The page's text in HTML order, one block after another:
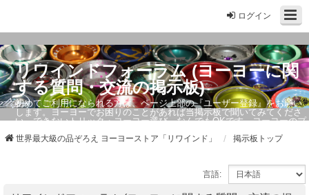
ログイン
リワインドフォーラム (ヨーヨーに関
する質問・交流の掲示板)
初めてご利用になられる方は、ページ上部の『ユーザー登録』をお願い
します。ヨーヨーでお困りのことがあれば当掲示板で聞いてみてくださ
い。できないトリック・ヨーヨー選び、なんでもOKです。ヨーヨーのプ
世界最大級の品ぞろえ ヨーヨーストア「リワインド」 掲示板トップ
言語: